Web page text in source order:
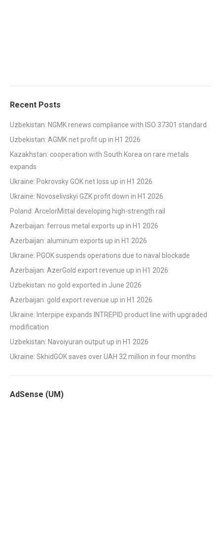
Recent Posts
Uzbekistan: NGMK renews compliance with ISO 37301 standard
Uzbekistan: AGMK net profit up in H1 2026
Kazakhstan: cooperation with South Korea on rare metals
expands
Ukraine: Pokrovsky GOK net loss up in H1 2026
Ukraine: Novoselivskyi GZK profit down in H1 2026
Poland: ArcelorMittal developing high-strength rail
Azerbaijan: ferrous metal exports up in H1 2026
Azerbaijan: aluminum exports up in H1 2026
Ukraine: PGOK suspends operations due to naval blockade
Azerbaijan: AzerGold export revenue up in H1 2026
Uzbekistan: no gold exported in June 2026
Azerbaijan: gold export revenue up in H1 2026
Ukraine: Interpipe expands INTREPID product line with upgraded
modification
Uzbekistan: Navoiyuran output up in H1 2026
Ukraine: SkhidGOK saves over UAH 32 million in four months
AdSense (UM)